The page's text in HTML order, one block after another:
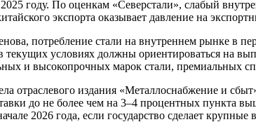
году. По оценкам «Северстали», слабый
экспорта оказывает давление на
потребление стали на внутреннем рынке в
текущих условиях должны ориентироваться на
и высокопрочных марок стали, премиальных
отраслевого издания «Металлоснабжение и
до не более чем на 3–4 процентных пункта
2026 года, если государство сделает